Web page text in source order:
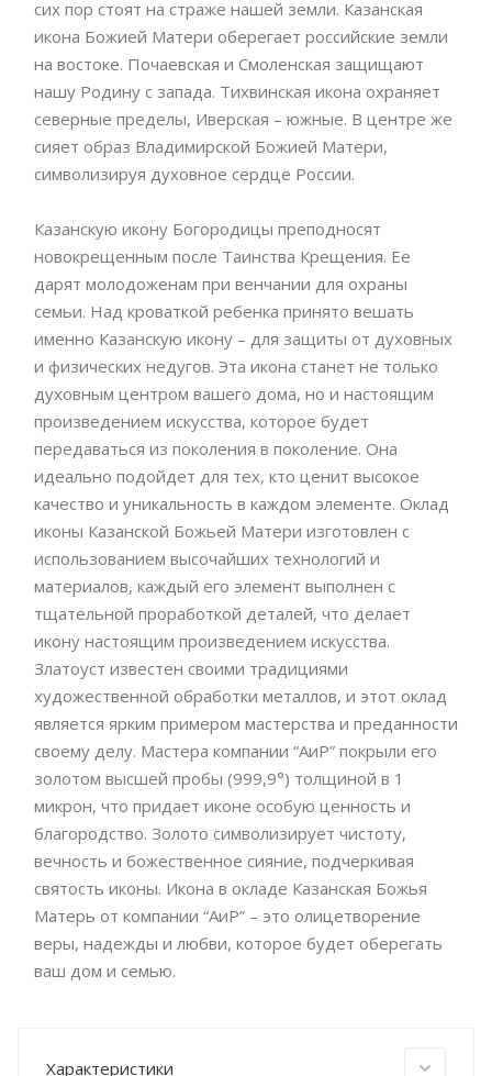
сих пор стоят на страже нашей земли. Казанская
икона Божией Матери оберегает российские земли
на востоке. Почаевская и Смоленская защищают
нашу Родину с запада. Тихвинская икона охраняет
северные пределы, Иверская – южные. В центре же
сияет образ Владимирской Божией Матери,
символизируя духовное сердце России.
Казанскую икону Богородицы преподносят
новокрещенным после Таинства Крещения. Ее
дарят молодоженам при венчании для охраны
семьи. Над кроваткой ребенка принято вешать
именно Казанскую икону – для защиты от духовных
и физических недугов. Эта икона станет не только
духовным центром вашего дома, но и настоящим
произведением искусства, которое будет
передаваться из поколения в поколение. Она
идеально подойдет для тех, кто ценит высокое
качество и уникальность в каждом элементе. Оклад
иконы Казанской Божьей Матери изготовлен с
использованием высочайших технологий и
материалов, каждый его элемент выполнен с
тщательной проработкой деталей, что делает
икону настоящим произведением искусства.
Златоуст известен своими традициями
художественной обработки металлов, и этот оклад
является ярким примером мастерства и преданности
своему делу. Мастера компании “АиР” покрыли его
золотом высшей пробы (999,9°) толщиной в 1
микрон, что придает иконе особую ценность и
благородство. Золото символизирует чистоту,
вечность и божественное сияние, подчеркивая
святость иконы. Икона в окладе Казанская Божья
Матерь от компании “АиР” – это олицетворение
веры, надежды и любви, которое будет оберегать
ваш дом и семью.
Характеристики